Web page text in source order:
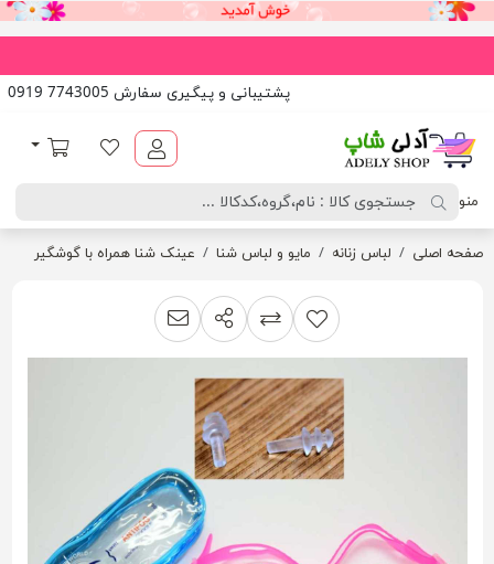
پشتیبانی و پیگیری سفارش 7743005 0919
لیست مورد علاقه
سبد خرید
منو
صفحه اصلی لباس زنانه مایو و لباس شنا عینک شنا همراه با گوشگیر
افزودن به لیست مقایسه
اشتراک گذاریپیشنهاد به دوست